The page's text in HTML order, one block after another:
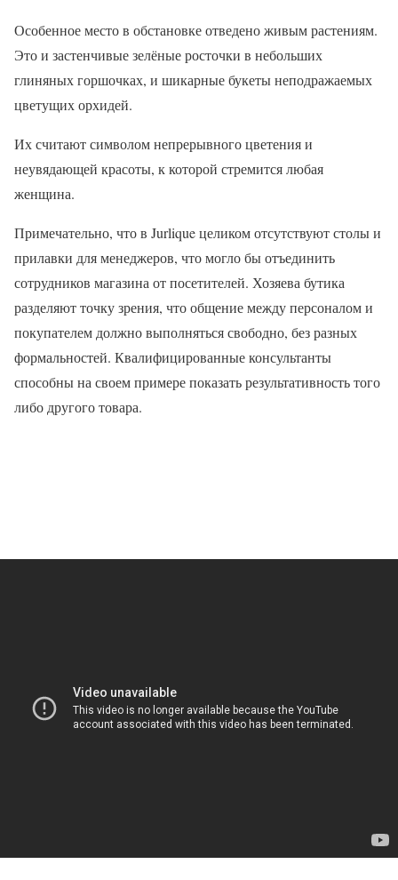
Особенное место в обстановке отведено живым растениям.
Это и застенчивые зелёные росточки в небольших
глиняных горшочках, и шикарные букеты неподражаемых
цветущих орхидей.
Их считают символом непрерывного цветения и
неувядающей красоты, к которой стремится любая
женщина.
Примечательно, что в Jurlique целиком отсутствуют столы и
прилавки для менеджеров, что могло бы отъединить
сотрудников магазина от посетителей. Хозяева бутика
разделяют точку зрения, что общение между персоналом и
покупателем должно выполняться свободно, без разных
формальностей. Квалифицированные консультанты
способны на своем примере показать результативность того
либо другого товара.